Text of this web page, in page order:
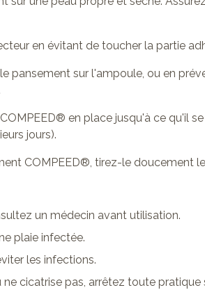
en évitant de toucher la partie
pansement sur l'ampoule, ou en
en place jusqu'à ce qu'il
jours).
COMPEED®, tirez-le doucement
un médecin avant utilisation.
plaie infectée.
les infections.
ne cicatrise pas, arrêtez toute